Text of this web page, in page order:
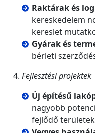
Raktárak és
kereskedelem
kereslet
Gyárak és
bérleti
Fejlesztési projektek
Új építésű
nagyobb
fejlődő